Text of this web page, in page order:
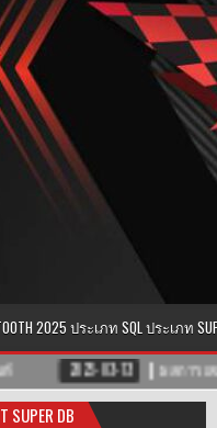
2025 ประเภท SQL ประเภท
นสนาม1 2025-03-13
DB